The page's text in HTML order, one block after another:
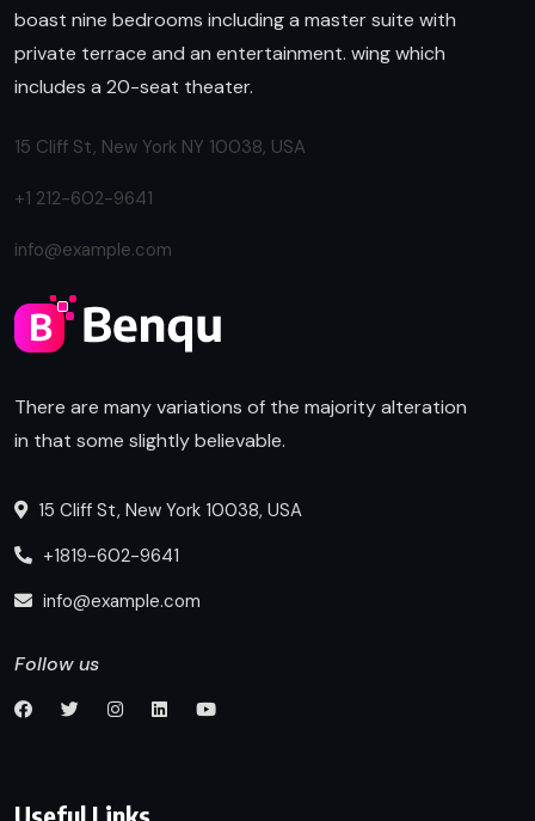
boast nine bedrooms including a master suite with
private terrace and an entertainment. wing which
includes a 20-seat theater.
15 Cliff St, New York NY 10038, USA
+1 212-602-9641
info@example.com
There are many variations of the majority alteration
in that some slightly believable.
15 Cliff St, New York 10038, USA
+1819-602-9641
info@example.com
Follow us